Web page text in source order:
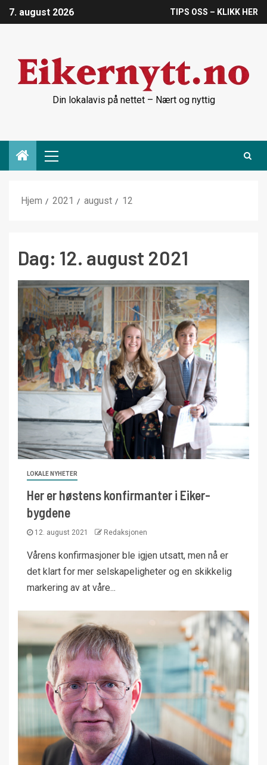
7. august 2026 TIPS OSS – KLIKK HER
Din lokalavis på nettet – Nært og nyttig
Hjem 2021 august 12
Dag: 12. august 2021
LOKALE NYHETER
Her er høstens konfirmanter i Eiker-
bygdene
12. august 2021 Redaksjonen
Vårens konfirmasjoner ble igjen utsatt, men nå er
det klart for mer selskapeligheter og en skikkelig
markering av at våre...